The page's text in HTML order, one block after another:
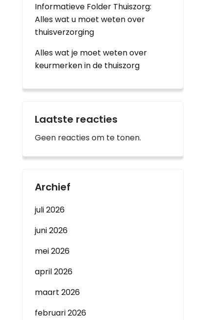
Informatieve Folder Thuiszorg:
Alles wat u moet weten over
thuisverzorging
Alles wat je moet weten over
keurmerken in de thuiszorg
Laatste reacties
Geen reacties om te tonen.
Archief
juli 2026
juni 2026
mei 2026
april 2026
maart 2026
februari 2026